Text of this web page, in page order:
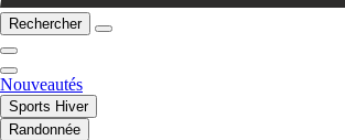
Rechercher
Nouveautés
Sports Hiver
Randonnée